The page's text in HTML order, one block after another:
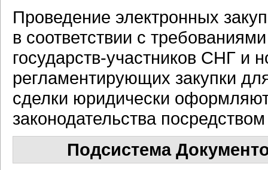
Проведение электронных
в соответствии с
государств-участников СНГ и
регламентирующих закупки
сделки юридически
законодательства
Подсистема